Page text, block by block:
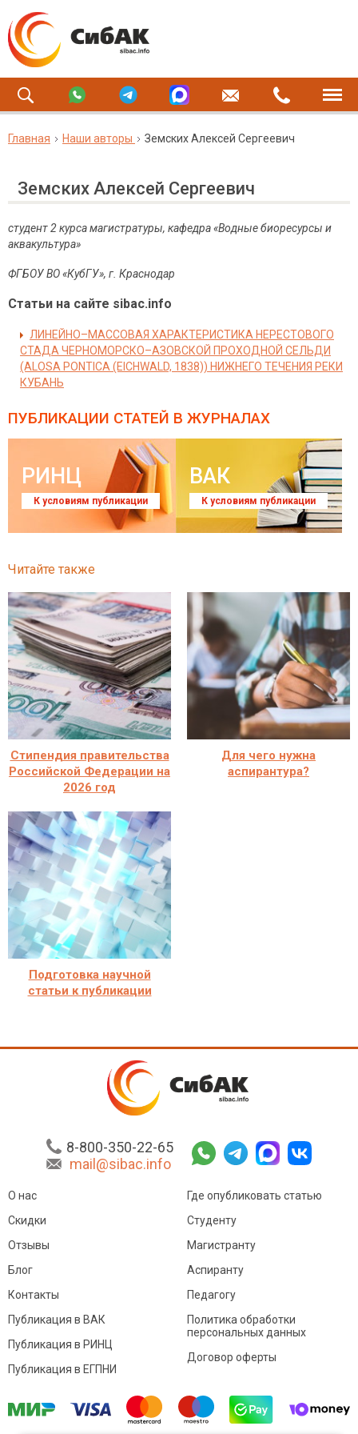
Главная Наши авторы Земских Алексей Сергеевич
Земских Алексей Сергеевич
студент 2 курса магистратуры, кафедра «Водные биоресурсы и
аквакультура»
ФГБОУ ВО «КубГУ», г. Краснодар
Статьи на сайте sibac.info
ЛИНЕЙНО–МАССОВАЯ ХАРАКТЕРИСТИКА НЕРЕСТОВОГО
СТАДА ЧЕРНОМОРСКО–АЗОВСКОЙ ПРОХОДНОЙ СЕЛЬДИ
(ALOSA PONTICA (EICHWALD, 1838)) НИЖНЕГО ТЕЧЕНИЯ РЕКИ
КУБАНЬ
ПУБЛИКАЦИИ СТАТЕЙ В ЖУРНАЛАХ
РИНЦ
К условиям публикации
ВАК
К условиям публикации
Читайте также
Стипендия правительства
Российской Федерации на
2026 год
Для чего нужна
аспирантура?
Подготовка научной
статьи к публикации
8-800-350-22-65
mail@sibac.info
О нас
Скидки
Отзывы
Блог
Контакты
Где опубликовать статью
Студенту
Магистранту
Аспиранту
Педагогу
Публикация в ВАК
Публикация в РИНЦ
Публикация в ЕГПНИ
Политика обработки
персональных данных
Договор оферты